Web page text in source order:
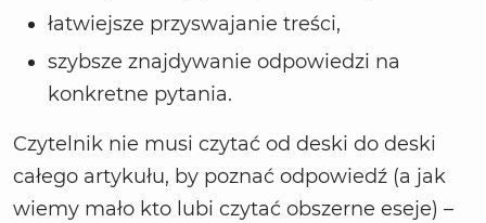
łatwiejsze przyswajanie treści,
szybsze znajdywanie odpowiedzi na
konkretne pytania.
Czytelnik nie musi czytać od deski do deski
całego artykułu, by poznać odpowiedź (a jak
wiemy mało kto lubi czytać obszerne eseje) –